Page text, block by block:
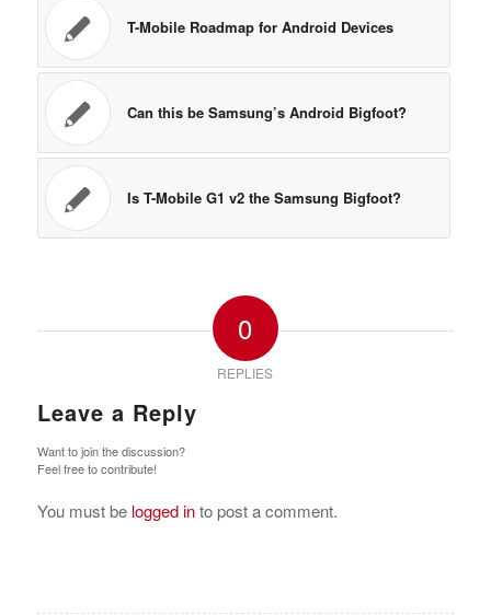
T-Mobile Roadmap for Android Devices
Can this be Samsung’s Android Bigfoot?
Is T-Mobile G1 v2 the Samsung Bigfoot?
0
REPLIES
Leave a Reply
Want to join the discussion?
Feel free to contribute!
You must be logged into post a comment.